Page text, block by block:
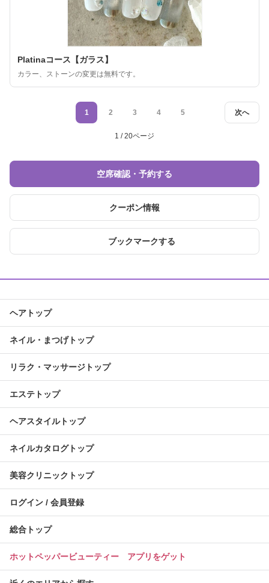
Platinaコース【ガラス】
カラー、ストーンの変更は無料です。
次へ
1 2 3 4 5
1 / 20ページ
空席確認・予約する
クーポン情報
ブックマークする
ヘアトップ
ネイル・まつげトップ
リラク・マッサージトップ
エステトップ
ヘアスタイルトップ
ネイルカタログトップ
美容クリニックトップ
ログイン / 会員登録
総合トップ
ホットペッパービューティー アプリをゲット